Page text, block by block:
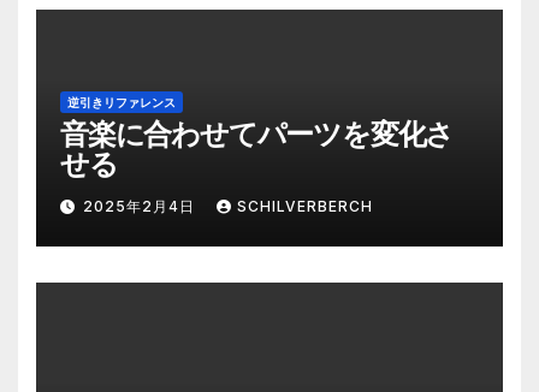
逆引きリファレンス
音楽に合わせてパーツを変化さ
せる
2025年2月4日 SCHILVERBERCH